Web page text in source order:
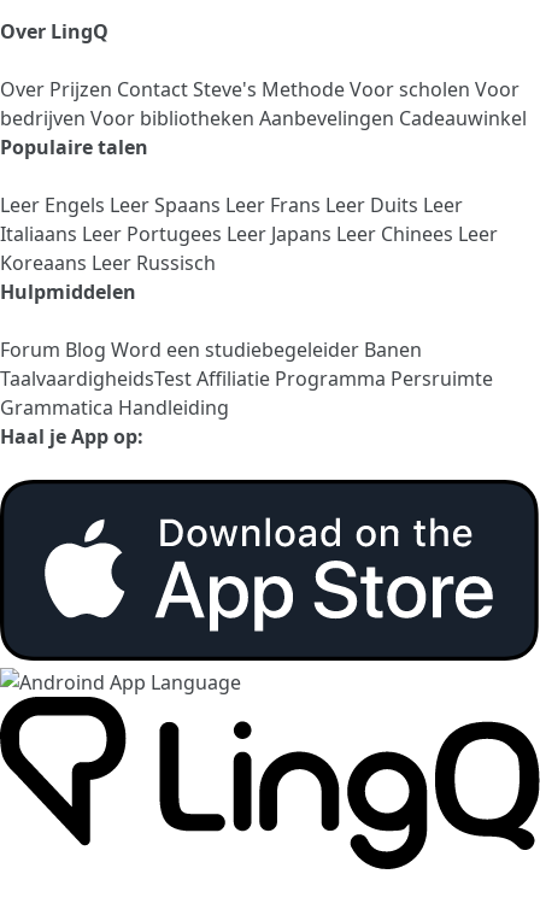
Over LingQ
Over Prijzen ContactSteve's MethodeVoor scholen Voor
bedrijven Voor bibliotheken Aanbevelingen Cadeauwinkel
Populaire talen
Leer Engels Leer Spaans Leer Frans Leer Duits Leer
Italiaans Leer Portugees Leer Japans Leer Chinees Leer
Koreaans Leer Russisch
Hulpmiddelen
Forum Blog Word een studiebegeleider Banen
TaalvaardigheidsTestAffiliatie Programma Persruimte
Grammatica Handleiding
Haal je App op: